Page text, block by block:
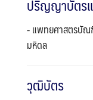
ปริญญาบัตร
- แพทยศาสตรบัณ
มหิดล
วุฒิบัตร